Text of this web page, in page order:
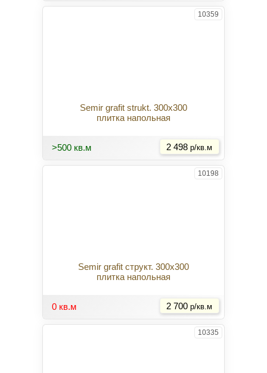
10359
Semir grafit strukt. 300x300
плитка напольная
>500 кв.м 2 498 р/кв.м
10198
Semir grafit структ. 300x300
плитка напольная
0 кв.м 2 700 р/кв.м
10335